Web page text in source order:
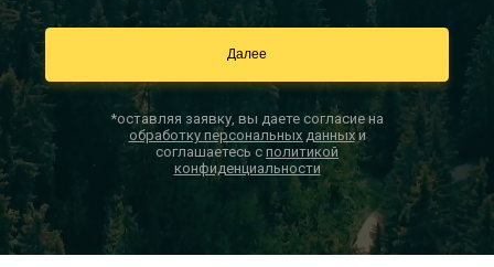
*оставляя заявку, вы даете согласие на
обработку персональных данныхи
соглашаетесь с политикой
конфиденциальности